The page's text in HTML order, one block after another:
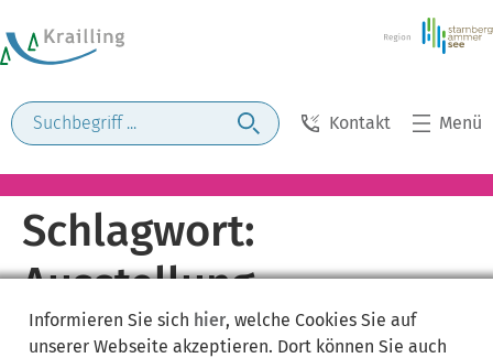
Kontakt Menü
Schlagwort:
Ausstellung
Informieren Sie sich hier, welche Cookies Sie auf
unserer Webseite akzeptieren. Dort können Sie auch